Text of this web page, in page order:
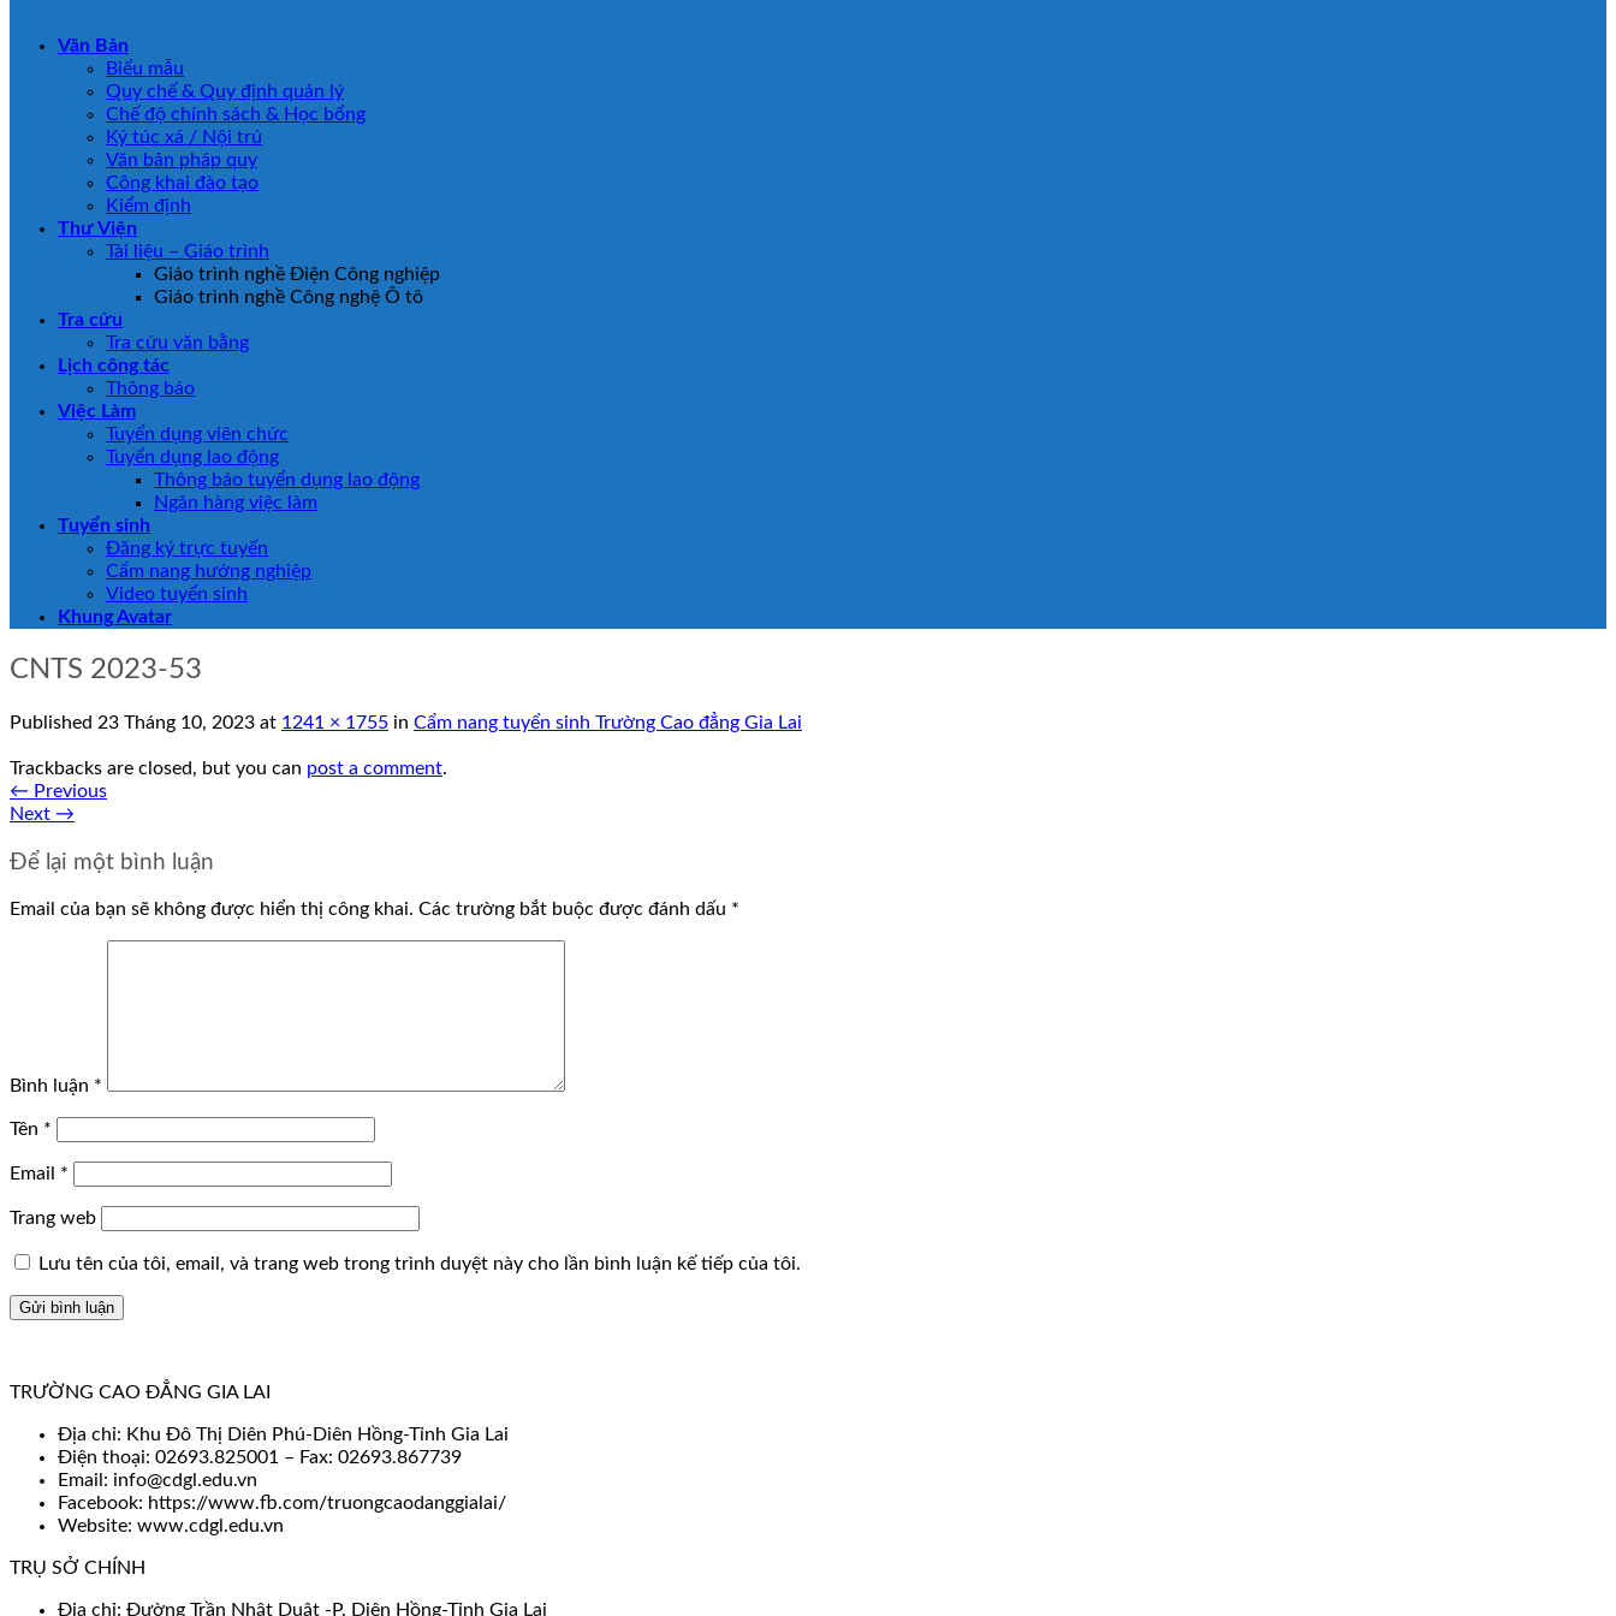
Văn Bản
Biểu mẫu
Quy chế & Quy định quản lý
Chế độ chính sách & Học bổng
Ký túc xá / Nội trú
Văn bản pháp quy
Công khai đào tạo
Kiểm định
Thư Viện
Tài liệu – Giáo trình
Giáo trình nghề Điện Công nghiệp
Giáo trình nghề Công nghệ Ô tô
Tra cứu
Tra cứu văn bằng
Lịch công tác
Thông báo
Việc Làm
Tuyển dụng viên chức
Tuyển dụng lao động
Thông báo tuyển dụng lao động
Ngân hàng việc làm
Tuyển sinh
Đăng ký trực tuyến
Cẩm nang hướng nghiệp
Video tuyển sinh
Khung Avatar
CNTS 2023-53
Published 23 Tháng 10, 2023 at 1241 × 1755 in Cẩm nang tuyển sinh Trường Cao đẳng Gia Lai
Trackbacks are closed, but you can post a comment.
← Previous
Next →
Để lại một bình luận
Email của bạn sẽ không được hiển thị công khai. Các trường bắt buộc được đánh dấu *
Bình luận *
Tên *
Email *
Trang web
Lưu tên của tôi, email, và trang web trong trình duyệt này cho lần bình luận kế tiếp của tôi.
TRƯỜNG CAO ĐẲNG GIA LAI
Địa chỉ: Khu Đô Thị Diên Phú-Diên Hồng-Tỉnh Gia Lai
Điện thoại: 02693.825001 – Fax: 02693.867739
Email: info@cdgl.edu.vn
Facebook: https://www.fb.com/truongcaodanggialai/
Website: www.cdgl.edu.vn
TRỤ SỞ CHÍNH
Địa chỉ: Đường Trần Nhật Duật -P. Diên Hồng-Tỉnh Gia Lai